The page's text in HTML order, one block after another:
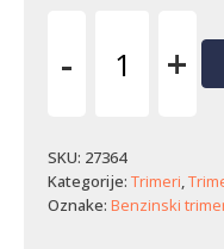
-
301TES/L
količina
+
SKU: 27364
Kategorije: Trimeri,
Oznake: Benzinski